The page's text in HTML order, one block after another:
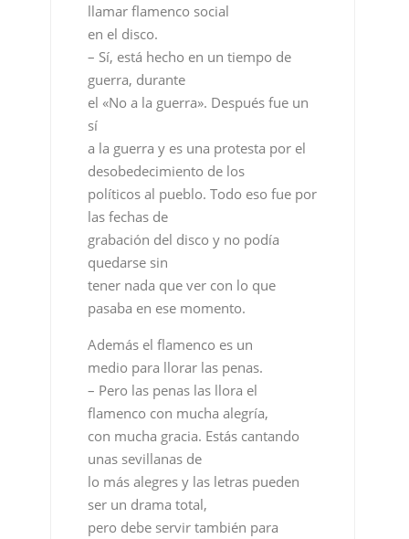
llamar flamenco social
en el disco.
– Sí, está hecho en un tiempo de
guerra, durante
el «No a la guerra». Después fue un
sí
a la guerra y es una protesta por el
desobedecimiento de los
políticos al pueblo. Todo eso fue por
las fechas de
grabación del disco y no podía
quedarse sin
tener nada que ver con lo que
pasaba en ese momento.
Además el flamenco es un
medio para llorar las penas.
– Pero las penas las llora el
flamenco con mucha alegría,
con mucha gracia. Estás cantando
unas sevillanas de
lo más alegres y las letras pueden
ser un drama total,
pero debe servir también para